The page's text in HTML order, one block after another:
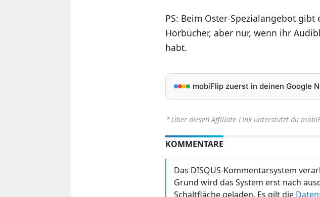
PS: Beim Oster-Spezialangebot
Hörbücher, aber nur, wenn ihr
habt.
mobiFlip zuerst in deinen Google
⋆ Über diesen Affiliate-Link unterstützt du
KOMMENTARE
Das DISQUS-Kommentarsystem
Grund wird das System erst nach
Schaltfläche geladen. Es gilt die